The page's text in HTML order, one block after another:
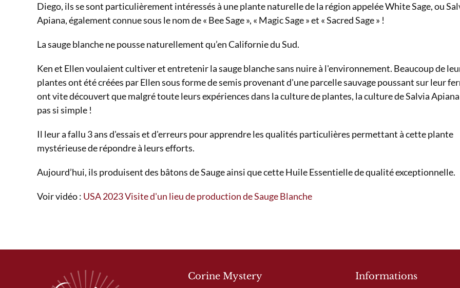
Diego, ils se sont particulièrement intéressés à une plante naturelle de la région appelée White Sage, ou
Apiana, également connue sous le nom de « Bee Sage », « Magic Sage » et « Sacred Sage » !
La sauge blanche ne pousse naturellement qu’en Californie du Sud.
Ken et Ellen voulaient cultiver et entretenir la sauge blanche sans nuire à l'environnement. Beaucoup de
plantes ont été créées par Ellen sous forme de semis provenant d'une parcelle sauvage poussant sur leur
ont vite découvert que malgré toute leurs expériences dans la culture de plantes, la culture de Salvia
pas si simple !
Il leur a fallu 3 ans d'essais et d'erreurs pour apprendre les qualités particulières permettant à cette plante
mystérieuse de répondre à leurs efforts.
Aujourd’hui, ils produisent des bâtons de Sauge ainsi que cette Huile Essentielle de qualité exceptionnelle.
Voir vidéo : USA 2023 Visite d'un lieu de production de Sauge Blanche
Corine Mystery Informations